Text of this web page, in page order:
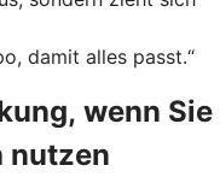
damit alles passt.“
wenn Sie
nutzen